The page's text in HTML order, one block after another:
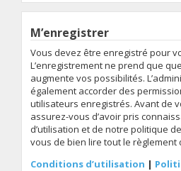
M’enregistrer
Vous devez être enregistré pour
L’enregistrement ne prend que
augmente vos possibilités.
également accorder des
utilisateurs enregistrés. Avant de
assurez-vous d’avoir pris
d’utilisation et de notre politique
vous de bien lire tout le règlement
Conditions d’utilisation |